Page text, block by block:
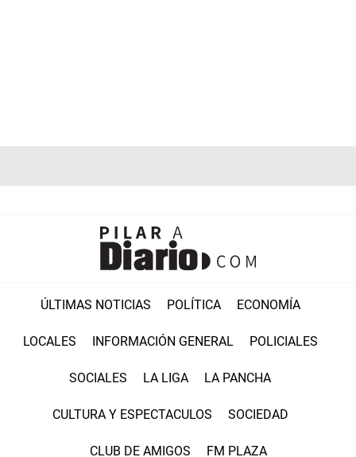
ÚLTIMAS NOTICIAS POLÍTICA ECONOMÍA
LOCALES INFORMACIÓN GENERAL POLICIALES
SOCIALES LA LIGA LA PANCHA
CULTURA Y ESPECTACULOS SOCIEDAD
CLUB DE AMIGOS FM PLAZA